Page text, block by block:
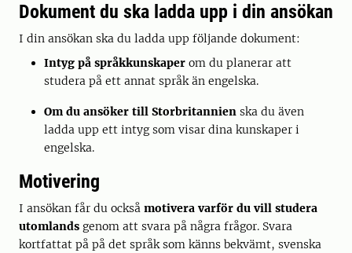
Dokument du ska ladda upp i din ansökan
I din ansökan ska du ladda upp följande dokument:
Intyg på språkkunskaper om du planerar att
studera på ett annat språk än engelska.
Om du ansöker till Storbritannien ska du även
ladda upp ett intyg som visar dina kunskaper i
engelska.
Motivering
I ansökan får du också motivera varför du vill studera
utomlands genom att svara på några frågor. Svara
kortfattat på på det språk som känns bekvämt, svenska